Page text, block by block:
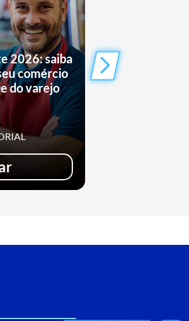
2026: saiba
comércio
do varejo